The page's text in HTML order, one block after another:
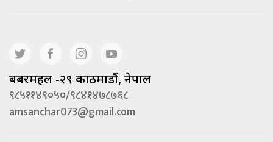
बबरमहल -२९ काठमाडौं, नेपाल
९८५११४९०५०/९८४१४७८७६८
amsanchar073@gmail.com